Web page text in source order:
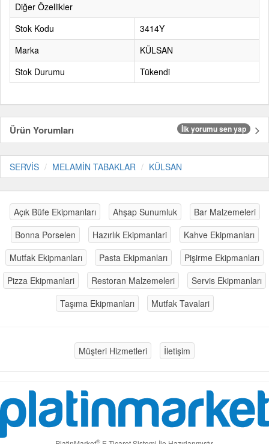
Diğer Özellikler
Stok Kodu
3414Y
Marka
KÜLSAN
Stok Durumu
Tükendi
Ürün Yorumları İlk yorumu sen yap
SERVİS MELAMİN TABAKLAR KÜLSAN
Açık Büfe Ekipmanları Ahşap Sunumluk
Bar Malzemeleri
Bonna Porselen
Hazırlık Ekipmanlari
Kahve Ekipmanları
Mutfak Ekipmanları
Pasta Ekipmanları
Pişirme Ekipmanları
Pizza Ekipmanlari
Restoran Malzemeleri
Servis Ekipmanları
Taşıma Ekipmanları
Mutfak Tavalari
Müşteri Hizmetleri İletişim
®